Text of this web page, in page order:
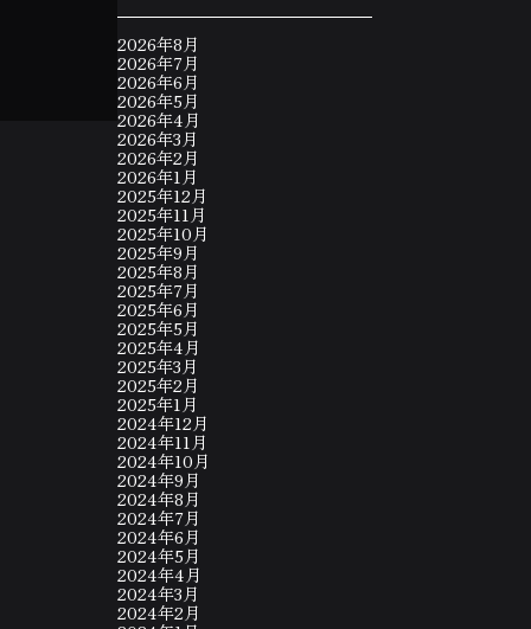
2026年8月
2026年7月
2026年6月
2026年5月
2026年4月
2026年3月
2026年2月
2026年1月
2025年12月
2025年11月
2025年10月
2025年9月
2025年8月
2025年7月
2025年6月
2025年5月
2025年4月
2025年3月
2025年2月
2025年1月
2024年12月
2024年11月
2024年10月
2024年9月
2024年8月
2024年7月
2024年6月
2024年5月
2024年4月
2024年3月
2024年2月